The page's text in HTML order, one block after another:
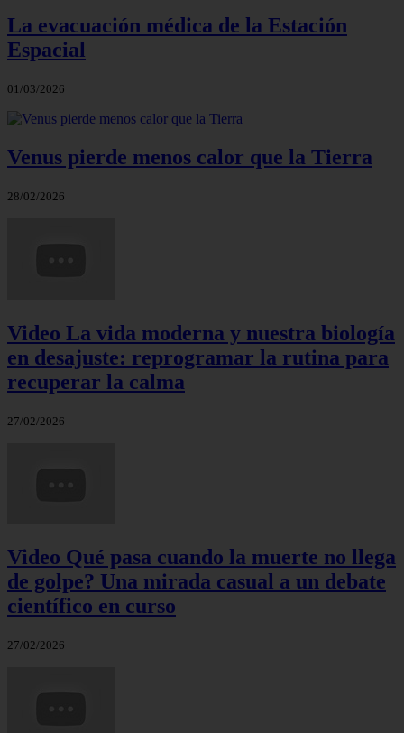
La evacuación médica de la Estación
Espacial
01/03/2026
Venus pierde menos calor que la Tierra
28/02/2026
Video La vida moderna y nuestra biología
en desajuste: reprogramar la rutina para
recuperar la calma
27/02/2026
Video Qué pasa cuando la muerte no llega
de golpe? Una mirada casual a un debate
científico en curso
27/02/2026